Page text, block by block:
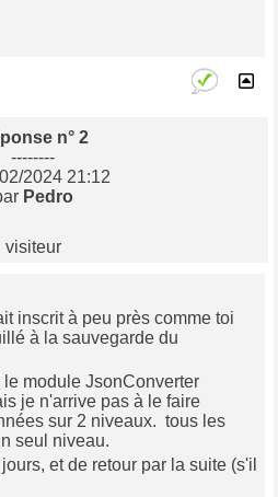
n° 2
--------
2024 21:12
Pedro
visiteur
inscrit à peu près comme toi
à la sauvegarde du
module JsonConverter
je n'arrive pas à le faire
sur 2 niveaux. tous les
seul niveau.
et de retour par la suite (s'il